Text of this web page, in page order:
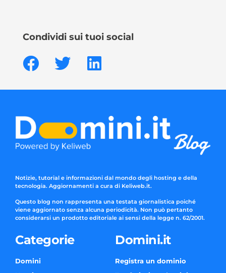
Condividi sui tuoi social
Notizie, tutorial e informazioni dal mondo degli hosting e della
tecnologia. Aggiornamenti a cura di Keliweb.it.
Questo blog non rappresenta una testata giornalistica poiché
viene aggiornato senza alcuna periodicità. Non può pertanto
considerarsi un prodotto editoriale ai sensi della legge n. 62/2001.
Categorie
Domini
Domini.it
Registra un dominio